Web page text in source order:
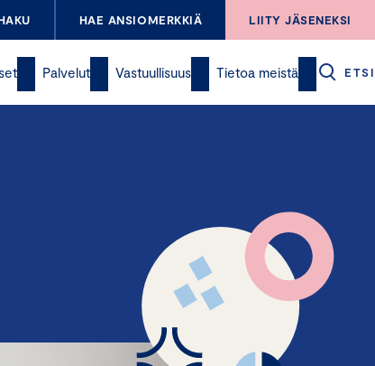
HAE ANSIOMERKKIÄ LIITY JÄSENEKSI
Palvelut Vastuullisuus Tietoa meistä ETSI